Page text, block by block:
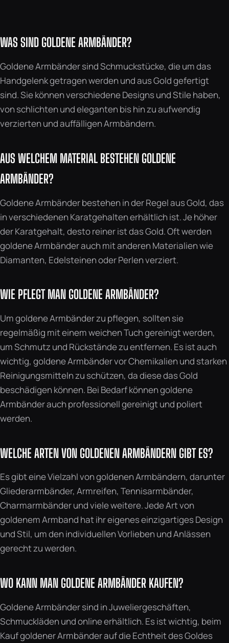
WAS SIND GOLDENE ARMBÄNDER?
Goldene Armbänder sind Schmuckstücke, die um das
Handgelenk getragen werden und aus Gold gefertigt
sind. Sie können verschiedene Designs und Stile haben,
von schlichten und eleganten bis hin zu aufwendig
verzierten und auffälligen Armbändern.
AUS WELCHEM MATERIAL BESTEHEN GOLDENE
ARMBÄNDER?
Goldene Armbänder bestehen in der Regel aus Gold, das
in verschiedenen Karatgehalten erhältlich ist. Je höher
der Karatgehalt, desto reiner ist das Gold. Oft werden
goldene Armbänder auch mit anderen Materialien wie
Diamanten, Edelsteinen oder Perlen verziert.
WIE PFLEGT MAN GOLDENE ARMBÄNDER?
Um goldene Armbänder zu pflegen, sollten sie
regelmäßig mit einem weichen Tuch gereinigt werden,
um Schmutz und Rückstände zu entfernen. Es ist auch
wichtig, goldene Armbänder vor Chemikalien und starken
Reinigungsmitteln zu schützen, da diese das Gold
beschädigen können. Bei Bedarf können goldene
Armbänder auch professionell gereinigt und poliert
werden.
WELCHE ARTEN VON GOLDENEN ARMBÄNDERN GIBT ES?
Es gibt eine Vielzahl von goldenen Armbändern, darunter
Gliederarmbänder, Armreifen, Tennisarmbänder,
Charmarmbänder und viele weitere. Jede Art von
goldenem Armband hat ihr eigenes einzigartiges Design
und Stil, um den individuellen Vorlieben und Anlässen
gerecht zu werden.
WO KANN MAN GOLDENE ARMBÄNDER KAUFEN?
Goldene Armbänder sind in Juweliergeschäften,
Schmuckläden und online erhältlich. Es ist wichtig, beim
Kauf goldener Armbänder auf die Echtheit des Goldes